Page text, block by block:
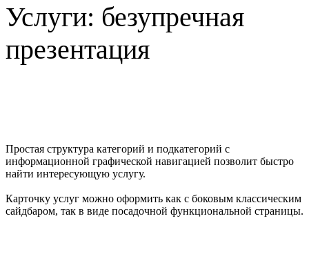
Услуги: безупречная
презентация
Простая структура категорий и подкатегорий с
информационной графической навигацией позволит быстро
найти интересующую услугу.
Карточку услуг можно оформить как с боковым классическим
сайдбаром, так в виде посадочной функциональной страницы.